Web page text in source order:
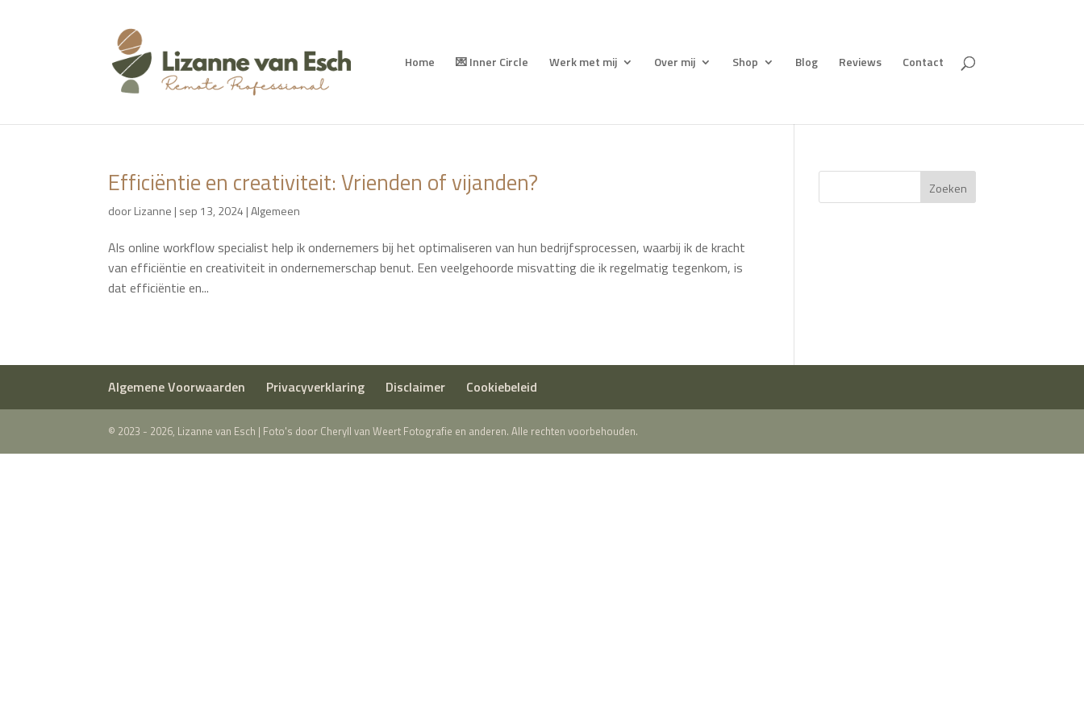
Home 💌 Inner Circle Werk met mij Over mij Shop Blog Reviews Contact
Efficiëntie en creativiteit: Vrienden of vijanden?
doorLizanne | sep 13, 2024 |Algemeen
Als online workflow specialist help ik ondernemers bij het optimaliseren van hun bedrijfsprocessen, waarbij ik de kracht
van efficiëntie en creativiteit in ondernemerschap benut. Een veelgehoorde misvatting die ik regelmatig tegenkom, is
dat efficiëntie en...
Zoeken
Algemene Voorwaarden Privacyverklaring Disclaimer Cookiebeleid
© 2023 - 2026, Lizanne van Esch | Foto's door Cheryll van Weert Fotografie en anderen. Alle rechten voorbehouden.